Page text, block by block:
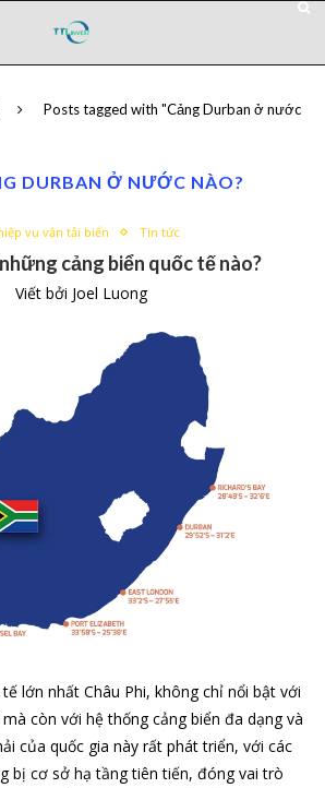
Posts tagged with "Cảng Durban ở nước
DURBAN Ở NƯỚC NÀO?
vụ vận tải biển Tin tức
cảng biển quốc tế nào?
Viết bởi Joel Luong
lớn nhất Châu Phi, không chỉ nổi bật với
còn với hệ thống cảng biển đa dạng và
của quốc gia này rất phát triển, với các
bị cơ sở hạ tầng tiên tiến, đóng vai trò